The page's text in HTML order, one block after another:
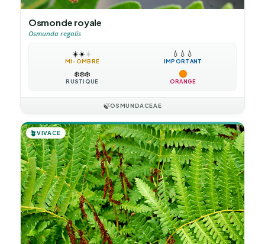
Osmonde royale
Osmunda regalis
☀️☀️☀️
MI-OMBRE
💧 💧 💧
IMPORTANT
❄️❄️❄️
RUSTIQUE ORANGE
🍃OSMUNDACEAE
🪴VIVACE